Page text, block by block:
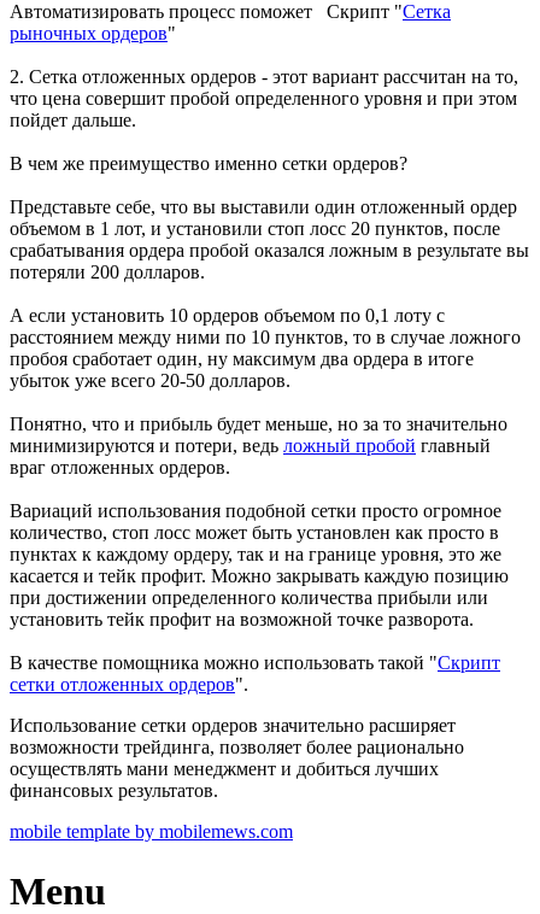
Автоматизировать процесс поможет Скрипт "Сетка
рыночных ордеров"
2. Сетка отложенных ордеров - этот вариант рассчитан на то,
что цена совершит пробой определенного уровня и при этом
пойдет дальше.
В чем же преимущество именно сетки ордеров?
Представьте себе, что вы выставили один отложенный ордер
объемом в 1 лот, и установили стоп лосс 20 пунктов, после
срабатывания ордера пробой оказался ложным в результате вы
потеряли 200 долларов.
А если установить 10 ордеров объемом по 0,1 лоту с
расстоянием между ними по 10 пунктов, то в случае ложного
пробоя сработает один, ну максимум два ордера в итоге
убыток уже всего 20-50 долларов.
Понятно, что и прибыль будет меньше, но за то значительно
минимизируются и потери, ведь ложный пробой главный
враг отложенных ордеров.
Вариаций использования подобной сетки просто огромное
количество, стоп лосс может быть установлен как просто в
пунктах к каждому ордеру, так и на границе уровня, это же
касается и тейк профит. Можно закрывать каждую позицию
при достижении определенного количества прибыли или
установить тейк профит на возможной точке разворота.
В качестве помощника можно использовать такой "Скрипт
сетки отложенных ордеров".
Использование сетки ордеров значительно расширяет
возможности трейдинга, позволяет более рационально
осуществлять мани менеджмент и добиться лучших
финансовых результатов.
mobile template by mobilemews.com
Menu